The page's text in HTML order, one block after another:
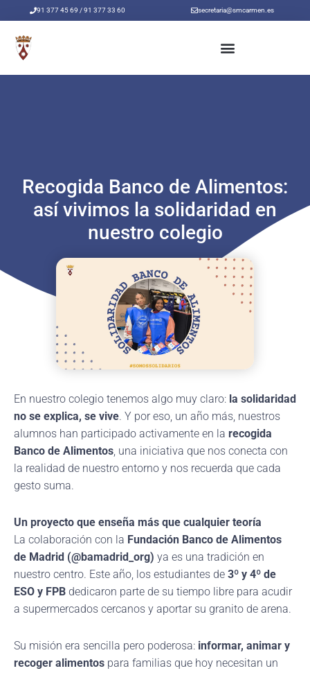
al
contenido
91 377 45 69 / 91 377 33 60 secretaria@smcarmen.es
Recogida Banco de Alimentos:
así vivimos la solidaridad en
nuestro colegio
En nuestro colegio tenemos algo muy claro: la solidaridad
no se explica, se vive. Y por eso, un año más, nuestros
alumnos han participado activamente en la recogida
Banco de Alimentos, una iniciativa que nos conecta con
la realidad de nuestro entorno y nos recuerda que cada
gesto suma.
Un proyecto que enseña más que cualquier teoría
La colaboración con la Fundación Banco de Alimentos
de Madrid (@bamadrid_org) ya es una tradición en
nuestro centro. Este año, los estudiantes de 3º y 4º de
ESO y FPB dedicaron parte de su tiempo libre para acudir
a supermercados cercanos y aportar su granito de arena.
Su misión era sencilla pero poderosa: informar, animar y
recoger alimentos para familias que hoy necesitan un